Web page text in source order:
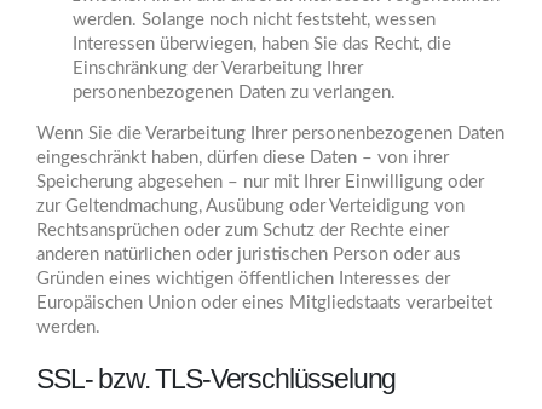
werden. Solange noch nicht feststeht, wessen
Interessen überwiegen, haben Sie das Recht, die
Einschränkung der Verarbeitung Ihrer
personenbezogenen Daten zu verlangen.
Wenn Sie die Verarbeitung Ihrer personenbezogenen Daten
eingeschränkt haben, dürfen diese Daten – von ihrer
Speicherung abgesehen – nur mit Ihrer Einwilligung oder
zur Geltendmachung, Ausübung oder Verteidigung von
Rechtsansprüchen oder zum Schutz der Rechte einer
anderen natürlichen oder juristischen Person oder aus
Gründen eines wichtigen öffentlichen Interesses der
Europäischen Union oder eines Mitgliedstaats verarbeitet
werden.
SSL- bzw. TLS-Verschlüsselung